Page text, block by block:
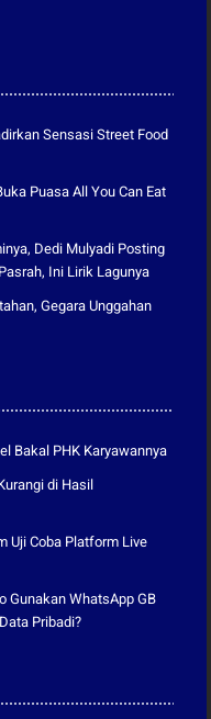
Sensasi Street Food
Puasa All You Can Eat
Dedi Mulyadi Posting
Ini Lirik Lagunya
Gegara Unggahan
Bakal PHK Karyawannya
di Hasil
Uji Coba Platform Live
Gunakan WhatsApp GB
Pribadi?